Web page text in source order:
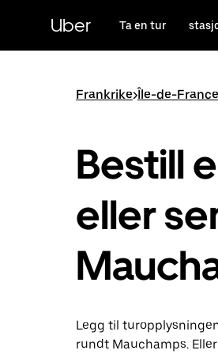
hovedinnholdet
Uber Ta en tur
Frankrike>Île-de-France
Bestill
eller
Legg til
rundt Mauchamps.